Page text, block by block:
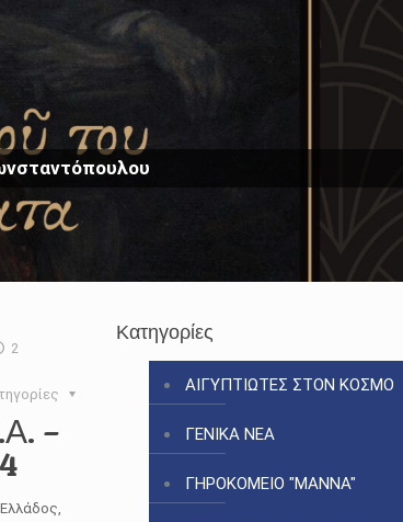
2
–
Κατηγορίες
ΑΙΓΥΠΤΙΩΤΕΣ ΣΤΟΝ ΚΟΣΜΟ
ΓΕΝΙΚΑ ΝΕΑ
ΓΗΡΟΚΟΜΕΙΟ "ΜΑΝΝΑ"